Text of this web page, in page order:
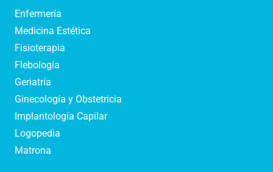
Enfermería
Medicina Estética
Fisioterapia
Flebología
Geriatría
Ginecología y Obstetricia
Implantología Capilar
Logopedia
Matrona